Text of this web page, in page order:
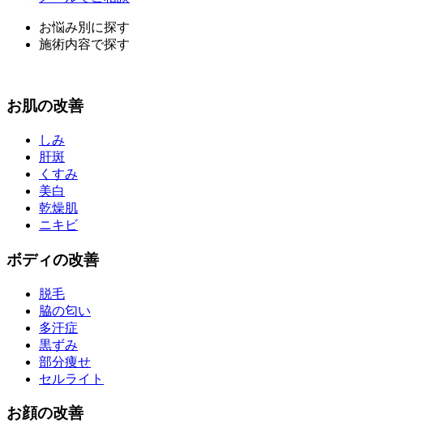
お悩み別に探す
施術内容で探す
お肌の改善
しみ
肝斑
くすみ
美白
乾燥肌
ニキビ
ボディの改善
脱毛
脇の匂い
多汗症
黒ずみ
部分痩せ
セルライト
お顔の改善